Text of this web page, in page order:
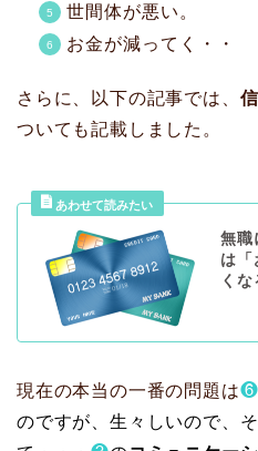
世間体が悪い。
お金が減ってく・・
さらに、以下の記事では、
ついても記載しました。
無職
は「
くな
現在の本当の一番の問題は❻
のですが、生々しいので、